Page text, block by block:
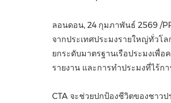
ลอนดอน, 24 กุมภาพันธ์ 2569 /
จากประเทศประมงรายใหญ่ทั่วโ
ยกระดับมาตรฐานเรือประมงเพื่
รายงาน และการทำประมงที่ไร้ก
CTA จะช่วยปกป้องชีวิตของชาว